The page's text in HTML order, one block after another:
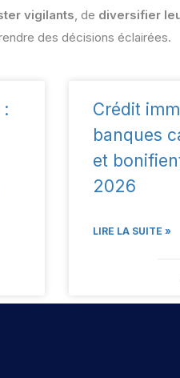
vigilants, de diversifier
des décisions éclairées.
Crédit
banques
et
2026
LIRE LA SUITE »